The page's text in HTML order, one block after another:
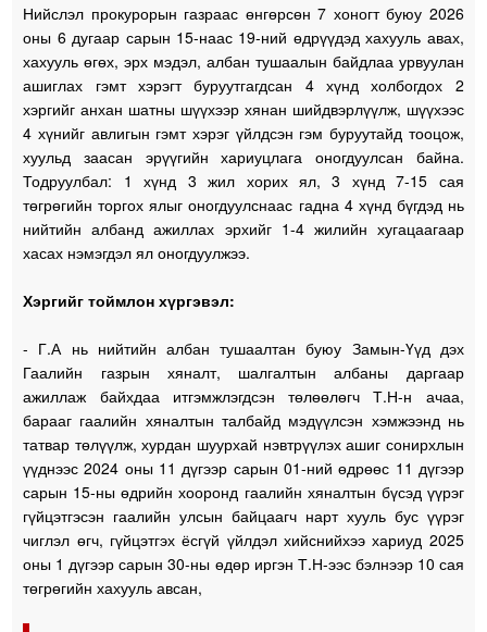
Нийслэл прокурорын газраас өнгөрсөн 7 хоногт буюу 2026
оны 6 дугаар сарын 15-наас 19-ний өдрүүдэд хахууль авах,
хахууль өгөх, эрх мэдэл, албан тушаалын байдлаа урвуулан
ашиглах гэмт хэрэгт буруутгагдсан 4 хүнд холбогдох 2
хэргийг анхан шатны шүүхээр хянан шийдвэрлүүлж, шүүхээс
4 хүнийг авлигын гэмт хэрэг үйлдсэн гэм буруутайд тооцож,
хуульд заасан эрүүгийн хариуцлага оногдуулсан байна.
Тодруулбал: 1 хүнд 3 жил хорих ял, 3 хүнд 7-15 сая
төгрөгийн торгох ялыг оногдуулснаас гадна 4 хүнд бүгдэд нь
нийтийн албанд ажиллах эрхийг 1-4 жилийн хугацаагаар
хасах нэмэгдэл ял оногдуулжээ.
Хэргийг тоймлон хүргэвэл:
- Г.А нь нийтийн албан тушаалтан буюу Замын-Үүд дэх
Гаалийн газрын хяналт, шалгалтын албаны даргаар
ажиллаж байхдаа итгэмжлэгдсэн төлөөлөгч Т.Н-н ачаа,
барааг гаалийн хяналтын талбайд мэдүүлсэн хэмжээнд нь
татвар төлүүлж, хурдан шуурхай нэвтрүүлэх ашиг сонирхлын
үүднээс 2024 оны 11 дүгээр сарын 01-ний өдрөөс 11 дүгээр
сарын 15-ны өдрийн хооронд гаалийн хяналтын бүсэд үүрэг
гүйцэтгэсэн гаалийн улсын байцаагч нарт хууль бус үүрэг
чиглэл өгч, гүйцэтгэх ёсгүй үйлдэл хийснийхээ хариуд 2025
оны 1 дүгээр сарын 30-ны өдөр иргэн Т.Н-ээс бэлнээр 10 сая
төгрөгийн хахууль авсан,